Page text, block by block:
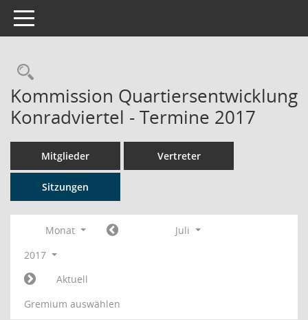
Toggle navigation
Rechercheauswahl
Kommission Quartiersentwicklung
Konradviertel - Termine 2017
Mitglieder Vertreter
Sitzungen
Monat
Juli
2017
Aktuell
Gremium auswählen